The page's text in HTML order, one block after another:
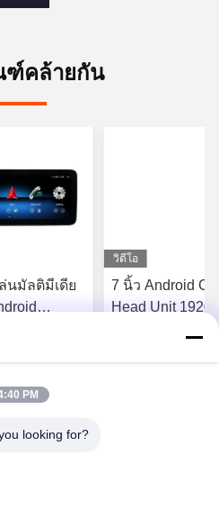
คล้ายกัน
นมัลติมีเดีย
วิดีโอ
7 นิ้ว Android
Head Unit
สําหรับ Chrysler /
PM
looking for?